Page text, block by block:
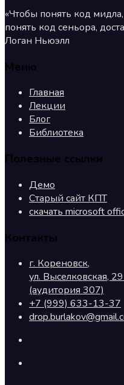
«Чтобы понять код
понять код сеньора,
Логан Ньюэлл
Меню
Главная
Лекции
Блог
Библиотека
Полезные ссылки
Демо
Старый сайт КПТ
скачать microsoft
Контакты
г. Кореновск,
ул. Выселковская,
(аудитория 307)
+7 (999) 633-13-37